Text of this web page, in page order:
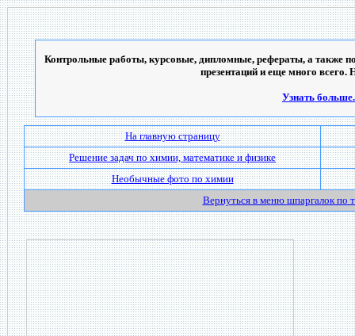
Контрольные работы, курсовые, дипломные, рефераты, а также
презентаций и еще много всего.
Узнать
На главную страницу
Решение задач по химии, математике и физике
Необычные фото по химии
Вернуться в меню шпаргалок по